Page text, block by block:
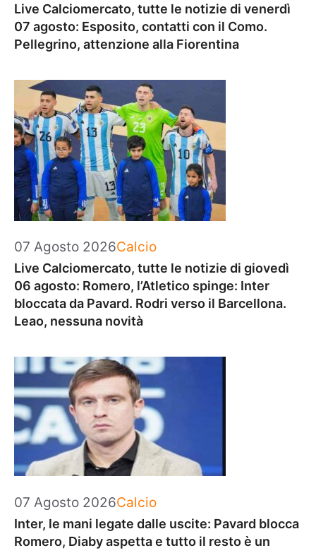
Live Calciomercato, tutte le notizie di venerdì
07 agosto: Esposito, contatti con il Como.
Pellegrino, attenzione alla Fiorentina
07 Agosto 2026Categorie
Calcio
Live Calciomercato, tutte le notizie di giovedì
06 agosto: Romero, l’Atletico spinge: Inter
bloccata da Pavard. Rodri verso il Barcellona.
Leao, nessuna novità
07 Agosto 2026Categorie
Calcio
Inter, le mani legate dalle uscite: Pavard blocca
Romero, Diaby aspetta e tutto il resto è un